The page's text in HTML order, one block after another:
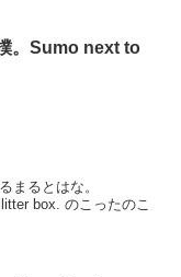
。Sumo next to
まるとはな。
こったのこ